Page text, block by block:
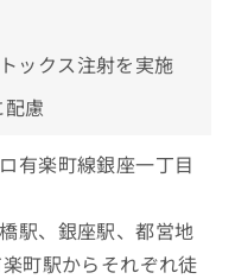
ックス注射を実施
慮
有楽町線銀座一丁目
駅、銀座駅、都営地
町駅からそれぞれ徒